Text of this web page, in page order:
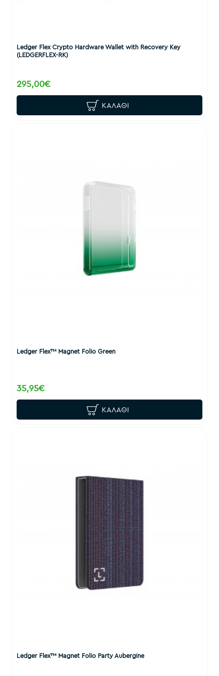
Ledger Flex Crypto Hardware Wallet with Recovery Key
(LEDGERFLEX-RK)
295,00€
ΚΑΛΆΘΙ
Ledger Flex™ Magnet Folio Green
35,95€
ΚΑΛΆΘΙ
Ledger Flex™ Magnet Folio Party Aubergine